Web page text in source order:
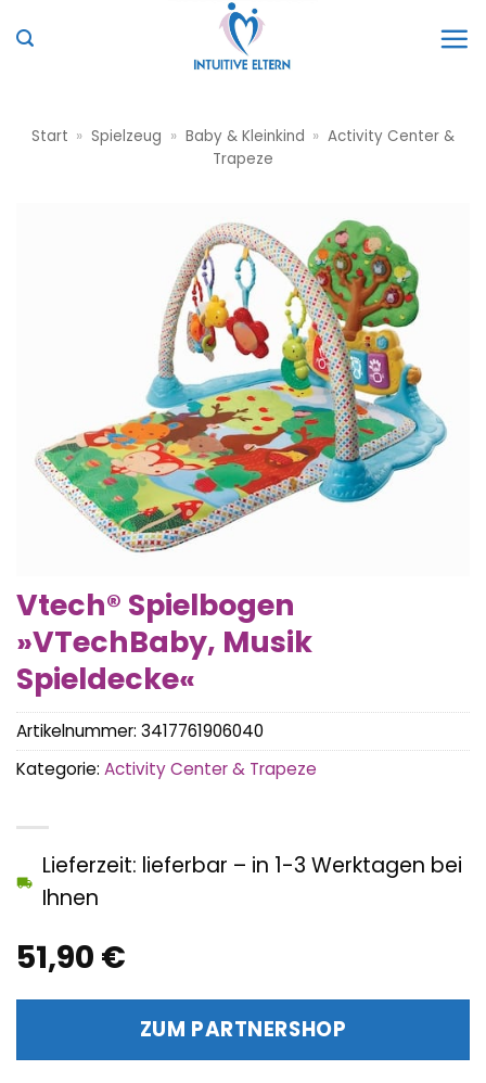
Inhalt
Start » Spielzeug » Baby & Kleinkind » Activity Center &
Trapeze
Vtech® Spielbogen
»VTechBaby, Musik
Spieldecke«
51,90 €
Lieferzeit: lieferbar – in 1-3 Werktagen bei
Ihnen
ZUM PARTNERSHOP
Artikelnummer: 3417761906040
Kategorie: Activity Center & Trapeze